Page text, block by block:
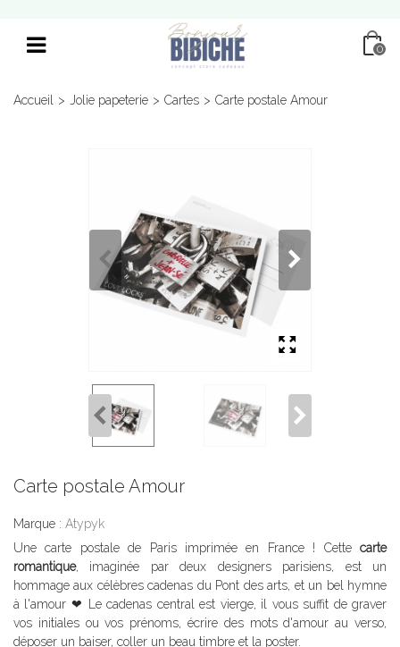
0
Accueil > Jolie papeterie > Cartes > Carte postale Amour
Carte postale Amour
Marque : Atypyk
Une carte postale de Paris imprimée en France ! Cette carte
romantique, imaginée par deux designers parisiens, est un
hommage aux célèbres cadenas du Pont des arts, et un bel hymne
à l'amour ❤ Le cadenas central est vierge, il vous suffit de graver
vos initiales ou vos prénoms, écrire des mots d'amour au verso,
déposer un baiser, coller un beau timbre et la poster.